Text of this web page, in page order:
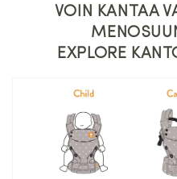
VOIN KANTAA
EXPLORE